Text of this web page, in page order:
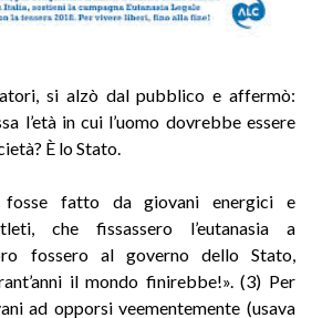
si alzò dal pubblico e affermò:
l’età in cui l’uomo dovrebbe essere
È lo Stato.
fatto da giovani energici e
che fissassero l’eutanasia a
fossero al governo dello Stato,
il mondo finirebbe!». (3) Per
ad opporsi veementemente (usava